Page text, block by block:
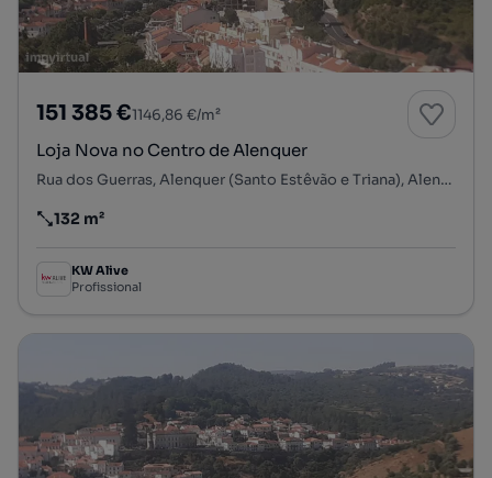
151 385 €1146,86 €/m²
Loja Nova no Centro de Alenquer
Rua dos Guerras, Alenquer (Santo Estêvão e Triana), Alenquer, Lisboa
Preço por metro quadrado
132 m²
KW Alive
Profissional